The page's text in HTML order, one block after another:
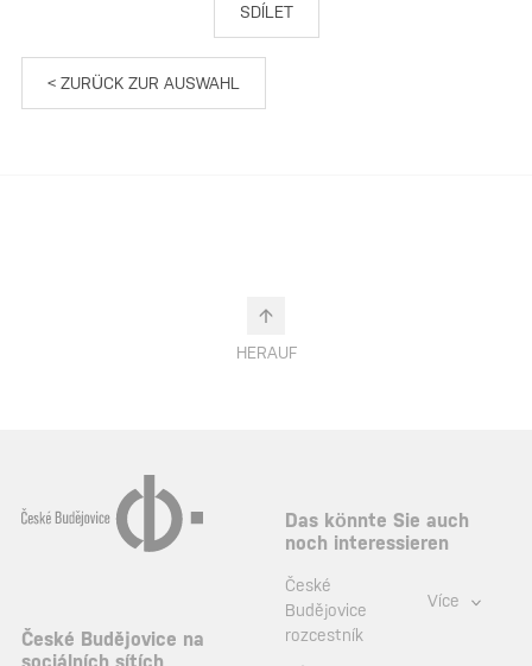
SDÍLET
< ZURÜCK ZUR AUSWAHL
HERAUF
České Budějovice na
Das könnte Sie auch
noch interessieren
České
Budějovice
rozcestník
Více